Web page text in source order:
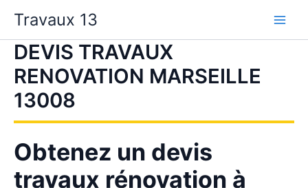
contenu
Travaux 13
DEVIS TRAVAUX
RENOVATION MARSEILLE
13008
Obtenez un devis
travaux rénovation à